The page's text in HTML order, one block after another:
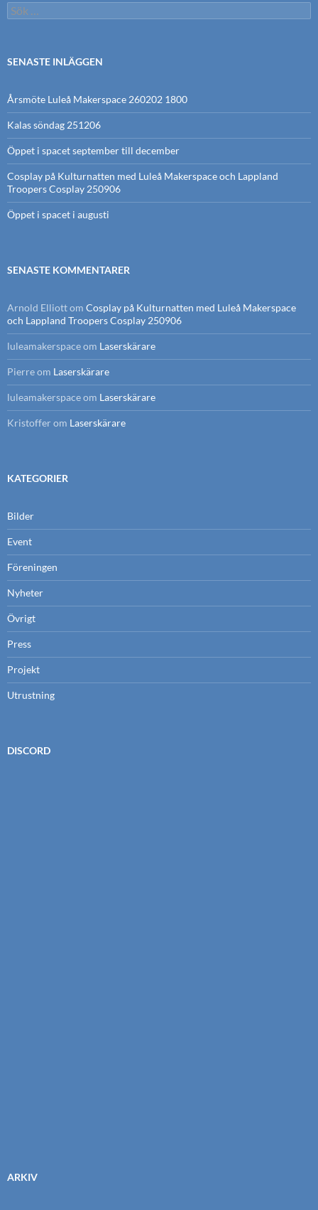
Sök
efter:
SENASTE INLÄGGEN
Årsmöte Luleå Makerspace 260202 1800
Kalas söndag 251206
Öppet i spacet september till december
Cosplay på Kulturnatten med Luleå Makerspace och Lappland
Troopers Cosplay 250906
Öppet i spacet i augusti
SENASTE KOMMENTARER
Arnold Elliottom Cosplay på Kulturnatten med Luleå Makerspace
och Lappland Troopers Cosplay 250906
luleamakerspaceom Laserskärare
Pierreom Laserskärare
luleamakerspaceom Laserskärare
Kristoffer om Laserskärare
KATEGORIER
Bilder
Event
Föreningen
Nyheter
Övrigt
Press
Projekt
Utrustning
DISCORD
ARKIV